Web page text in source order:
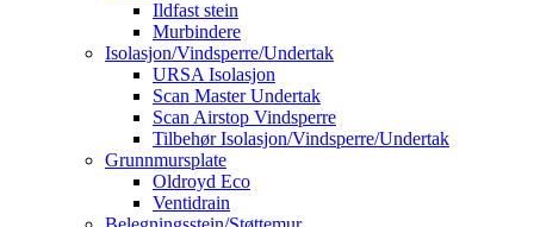
Ildfast stein
Murbindere
Isolasjon/Vindsperre/Undertak
URSA Isolasjon
Scan Master Undertak
Scan Airstop Vindsperre
Tilbehør Isolasjon/Vindsperre/Undertak
Grunnmursplate
Oldroyd Eco
Ventidrain